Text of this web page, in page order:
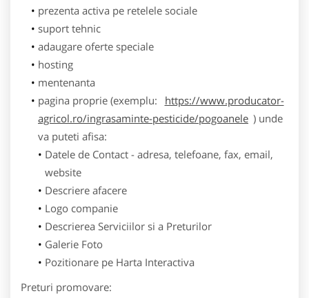
prezenta activa pe retelele sociale
suport tehnic
adaugare oferte speciale
hosting
mentenanta
pagina proprie (exemplu:
https://www.producator-
agricol.ro/ingrasaminte-pesticide/pogoanele ) unde
va puteti afisa:
Datele de Contact - adresa, telefoane, fax, email,
website
Descriere afacere
Logo companie
Descrierea Serviciilor si a Preturilor
Galerie Foto
Pozitionare pe Harta Interactiva
Preturi promovare: